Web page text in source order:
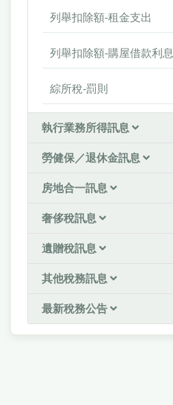
列舉扣除額-租金支出
列舉扣除額-購屋借款利息
綜所稅-罰則
執行業務所得訊息
勞健保／退休金訊息
房地合一訊息
奢侈稅訊息
遺贈稅訊息
其他稅務訊息
最新稅務公告